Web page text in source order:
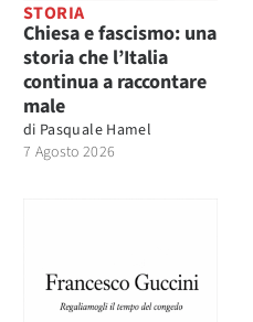
STORIA
Chiesa e fascismo: una
storia che l’Italia
continua a raccontare
male
di Pasquale Hamel
7 Agosto 2026